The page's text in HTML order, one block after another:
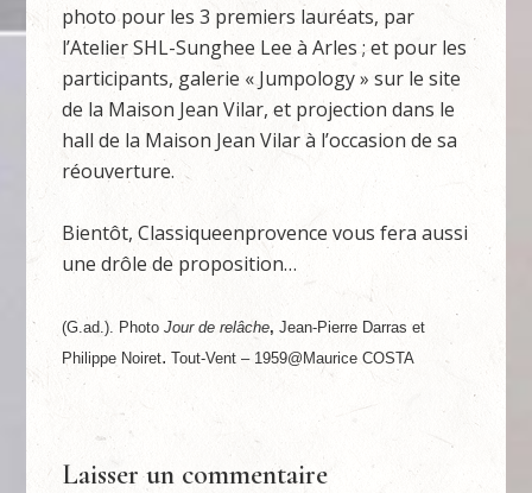
photo pour les 3 premiers lauréats, par
l’Atelier SHL-Sunghee Lee à Arles ; et pour les
participants, galerie « Jumpology » sur le site
de la Maison Jean Vilar, et projection dans le
hall de la Maison Jean Vilar à l’occasion de sa
réouverture.
Bientôt, Classiqueenprovence vous fera aussi
une drôle de proposition…
(G.ad.). PhotoJour de relâche,Jean-Pierre Darras et
Philippe Noiret.Tout-Vent – 1959@Maurice COSTA
Laisser un commentaire